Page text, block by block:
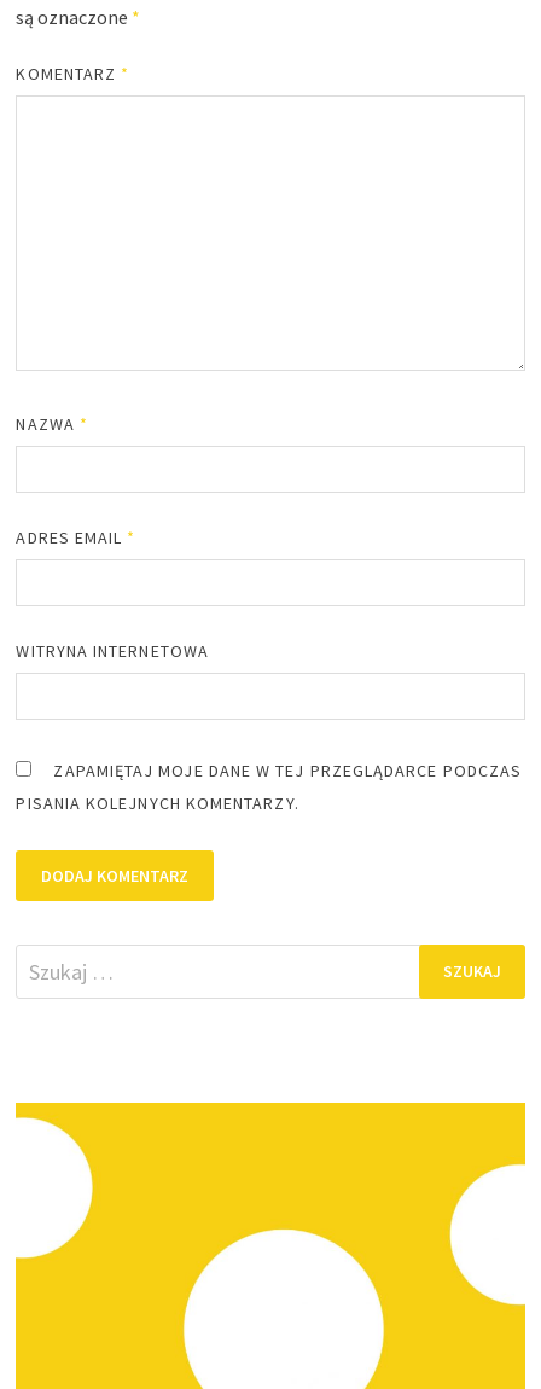
są oznaczone *
KOMENTARZ *
NAZWA *
ADRES EMAIL *
WITRYNA INTERNETOWA
ZAPAMIĘTAJ MOJE DANE W TEJ PRZEGLĄDARCE PODCZAS
PISANIA KOLEJNYCH KOMENTARZY.
Szukaj: